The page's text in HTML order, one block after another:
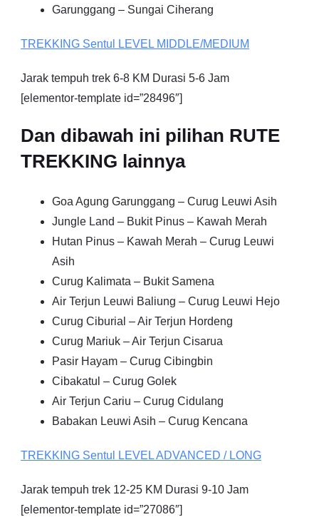
Garunggang – Sungai Ciherang
TREKKING Sentul LEVEL MIDDLE/MEDIUM
Jarak tempuh trek 6-8 KM Durasi 5-6 Jam
[elementor-template id=”28496″]
Dan dibawah ini pilihan RUTE
TREKKING lainnya
Goa Agung Garunggang – Curug Leuwi Asih
Jungle Land – Bukit Pinus – Kawah Merah
Hutan Pinus – Kawah Merah – Curug Leuwi
Asih
Curug Kalimata – Bukit Samena
Air Terjun Leuwi Baliung – Curug Leuwi Hejo
Curug Ciburial – Air Terjun Hordeng
Curug Mariuk – Air Terjun Cisarua
Pasir Hayam – Curug Cibingbin
Cibakatul – Curug Golek
Air Terjun Cariu – Curug Cidulang
Babakan Leuwi Asih – Curug Kencana
TREKKING Sentul LEVEL ADVANCED / LONG
Jarak tempuh trek 12-25 KM Durasi 9-10 Jam
[elementor-template id=”27086″]